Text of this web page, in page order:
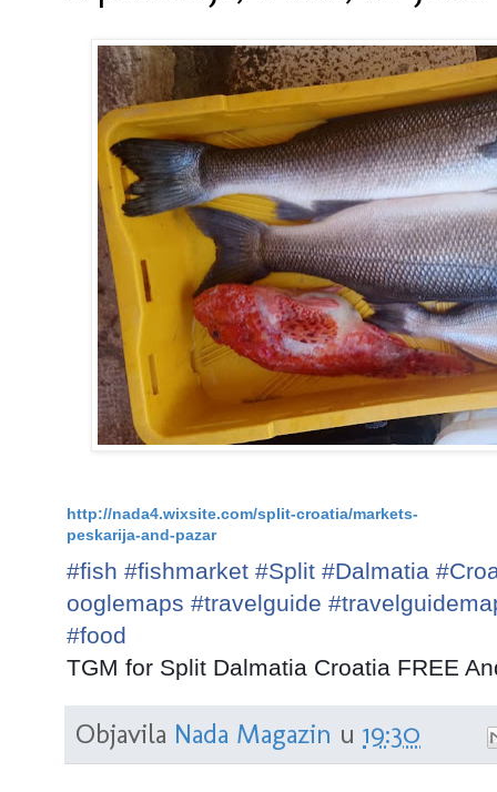
http://nada4.wixsite.com/split-croatia/markets-
peskarija-and-pazar
#fish #fishmarket #Split #Dalmatia #
ooglemaps #travelguide #
#food
TGM for Split Dalmatia Croatia FREE
Objavila Nada Magazin u 19:30